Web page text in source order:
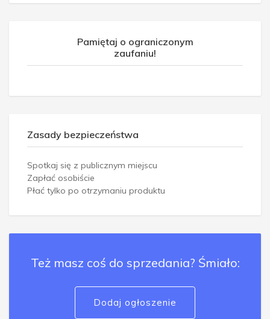
Pamiętaj o ograniczonym
zaufaniu!
Zasady bezpieczeństwa
Spotkaj się z publicznym miejscu
Zapłać osobiście
Płać tylko po otrzymaniu produktu
Też masz coś do sprzedania? Śmiało:
Dodaj ogłoszenie